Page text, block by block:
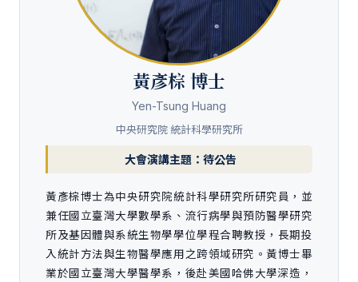
黃彥棕 博士
Yen-Tsung Huang
中央研究院 統計科學研究所
大會演講主題：待公告
黃彥棕博士為中央研究院統計科學研究所研究員，並
兼任國立臺灣大學數學系、流行病學與預防醫學研究
所及基因體與系統生物學學位學程合聘教授，長期投
入統計方法與生物醫學應用之跨領域研究。黃博士畢
業於國立臺灣大學醫學系，後赴美國哈佛大學深造，